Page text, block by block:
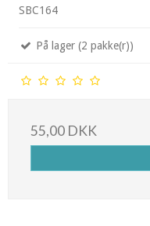
SBC164
På lager (2 pakke(r))
55,00 DKK